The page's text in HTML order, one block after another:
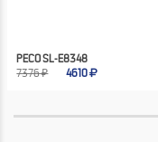
PECO SL-E8348
7376 ₽
4610